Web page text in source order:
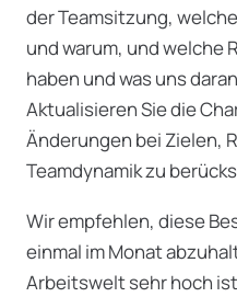
der Teamsitzung,
und warum, und welche
haben und was uns
Aktualisieren Sie die
Änderungen bei Zielen,
Teamdynamik zu
Wir empfehlen, diese
einmal im Monat
Arbeitswelt sehr hoch